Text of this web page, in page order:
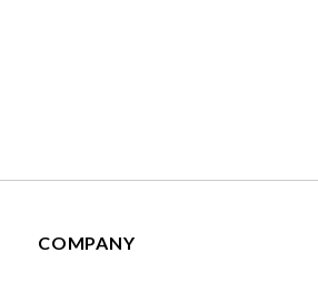
COMPANY